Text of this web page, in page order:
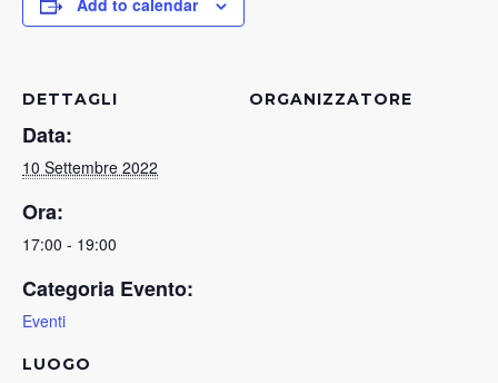
Add to calendar
DETTAGLI
Data:
10 Settembre 2022
Ora:
17:00 - 19:00
Categoria Evento:
Eventi
LUOGO
ORGANIZZATORE